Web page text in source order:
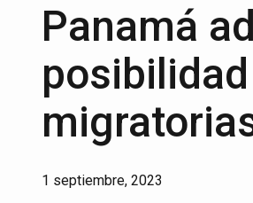
Panamá
1 septiembre, 2023